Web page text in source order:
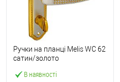
В наявності
Ручки на планці Melis WC 62
сатин/золото